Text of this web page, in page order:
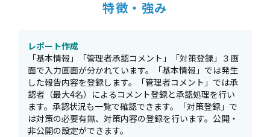
特徴・強み
レポート作成
「基本情報」「管理者承認コメント」「対策登録」３画
面で入力画面が分かれています。「基本情報」では発生
した報告内容を登録します。「管理者コメント」では承
認者（最大4名）によるコメント登録と承認処理を行い
ます。承認状況も一覧で確認できます。「対策登録」で
は対策の必要有無、対策内容の登録を行います。公開・
非公開の設定ができます。